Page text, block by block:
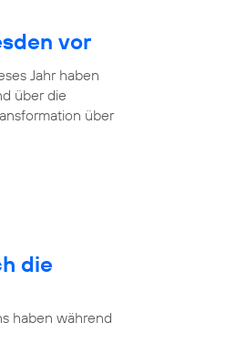
vor
Jahr haben
über die
über
die
haben während